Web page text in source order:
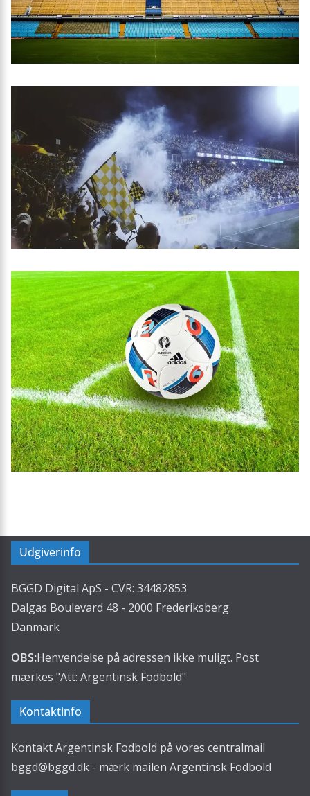
Udgiverinfo
BGGD Digital ApS - CVR: 34482853
Dalgas Boulevard 48 - 2000 Frederiksberg
Danmark
OBS:Henvendelse på adressen ikke muligt. Post
mærkes "Att: Argentinsk Fodbold"
Kontaktinfo
Kontakt Argentinsk Fodbold på vores centralmail
bggd@bggd.dk - mærk mailen Argentinsk Fodbold